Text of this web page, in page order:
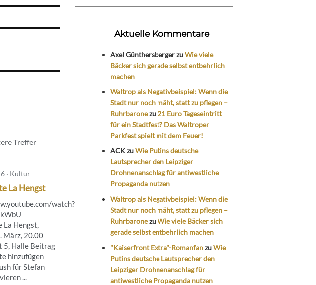
Treffer
· Kultur
La Hengst
watch?
La Hengst,
März, 20.00
5, Halle Beitrag
hinzufügen
für Stefan
...
Aktuelle Kommentare
Axel GünthersbergerzuWie viele
Bäcker sich gerade selbst entbehrlich
machen
Waltrop als Negativbeispiel: Wenn die
Stadt nur noch mäht, statt zu pflegen –
Ruhrbaronezu 21 Euro Tageseintritt
für ein Stadtfest? Das Waltroper
Parkfest spielt mit dem Feuer!
ACKzuWie Putins deutsche
Lautsprecher den Leipziger
Drohnenanschlag für antiwestliche
Propaganda nutzen
Waltrop als Negativbeispiel: Wenn die
Stadt nur noch mäht, statt zu pflegen –
RuhrbaronezuWie viele Bäcker sich
gerade selbst entbehrlich machen
"Kaiserfront Extra"-RomanfanzuWie
Putins deutsche Lautsprecher den
Leipziger Drohnenanschlag für
antiwestliche Propaganda nutzen